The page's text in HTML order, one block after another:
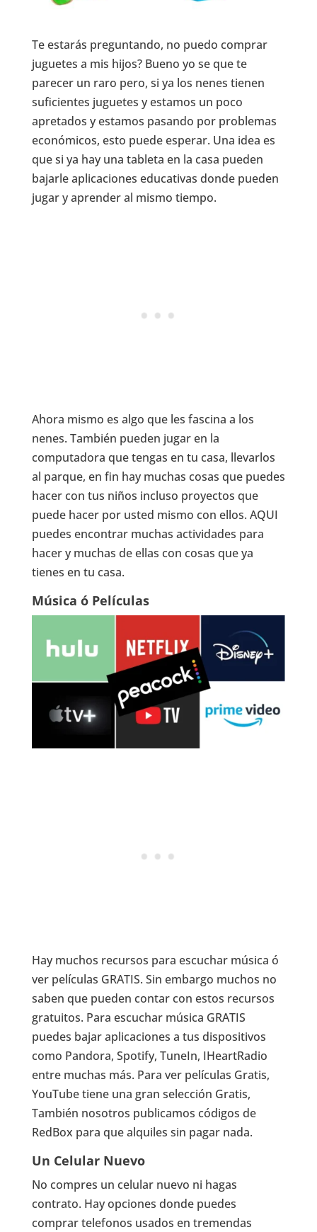
Te estarás preguntando, no puedo comprar
juguetes a mis hijos? Bueno yo se que te
parecer un raro pero, si ya los nenes tienen
suficientes juguetes y estamos un poco
apretados y estamos pasando por problemas
económicos, esto puede esperar. Una idea es
que si ya hay una tableta en la casa pueden
bajarle aplicaciones educativas donde pueden
jugar y aprender al mismo tiempo.
Ahora mismo es algo que les fascina a los
nenes. También pueden jugar en la
computadora que tengas en tu casa, llevarlos
al parque, en fin hay muchas cosas que puedes
hacer con tus niños incluso proyectos que
puede hacer por usted mismo con ellos. AQUI
puedes encontrar muchas actividades para
hacer y muchas de ellas con cosas que ya
tienes en tu casa.
Música ó Películas
Hay muchos recursos para escuchar música ó
ver películas GRATIS. Sin embargo muchos no
saben que pueden contar con estos recursos
gratuitos. Para escuchar música GRATIS
puedes bajar aplicaciones a tus dispositivos
como Pandora, Spotify, TuneIn, IHeartRadio
entre muchas más. Para ver películas Gratis,
YouTube tiene una gran selección Gratis,
También nosotros publicamos códigos de
RedBox para que alquiles sin pagar nada.
Un Celular Nuevo
No compres un celular nuevo ni hagas
contrato. Hay opciones donde puedes
comprar telefonos usados en tremendas